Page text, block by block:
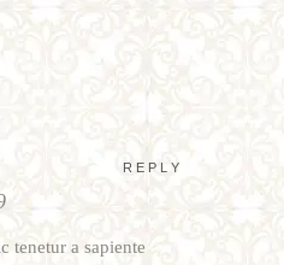
REPLY
tenetur a sapiente